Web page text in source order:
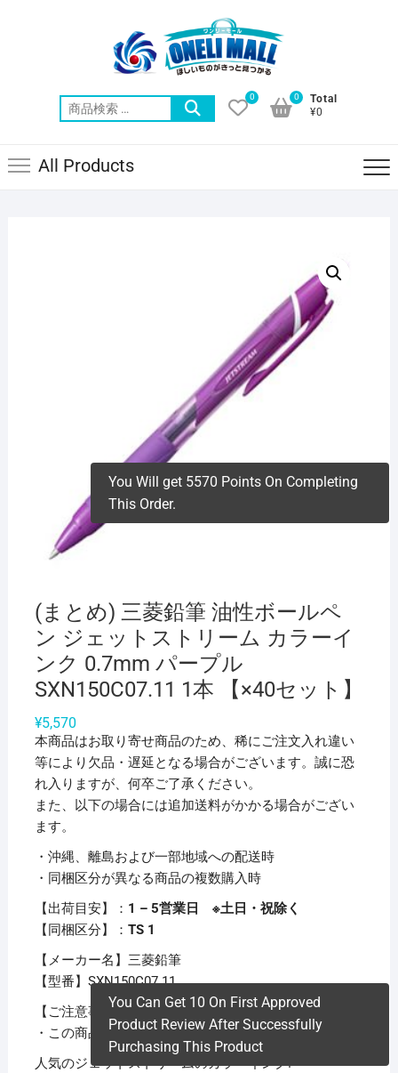
索
0
Total
¥0
0
All Products
(まとめ) 三菱鉛筆 油性ボールペ
ン ジェットストリーム カラーイ
ンク 0.7mm パープル
SXN150C07.11 1本 【×40セット】
¥5,570
本商品はお取り寄せ商品のため、稀にご注文入れ違い
等により欠品・遅延となる場合がございます。誠に恐
れ入りますが、何卒ご了承ください。
また、以下の場合には追加送料がかかる場合がござい
ます。
・沖縄、離島および一部地域への配送時
・同梱区分が異なる商品の複数購入時
【出荷目安】： 1 – 5営業日 ※土日・祝除く
【同梱区分】： TS 1
【メーカー名】三菱鉛筆
【型番】SXN150C07.11
【ご注意事項】
・この商品は下記内容×40セットでお届けします。
人気のジェットストリームのカラーインク!
You Will get 5570 Points On Completing
This Order.
You Can Get 10 On First Approved
Product Review After Successfully
Purchasing This Product